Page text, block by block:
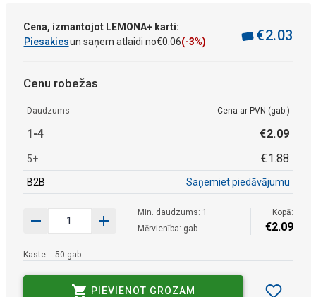
Cena, izmantojot LEMONA+ karti:
Piesakiesun saņem atlaidi no€0 06(-3%) €2.03
Cenu robežas
Daudzums Cena ar PVN (gab.)
1-4 €2.09
5+ €1.88
B2B Saņemiet piedāvājumu
Min. daudzums: 1
Mērvienība: gab.
Kopā:
€2.09
Kaste = 50 gab.
PIEVIENOT GROZAM